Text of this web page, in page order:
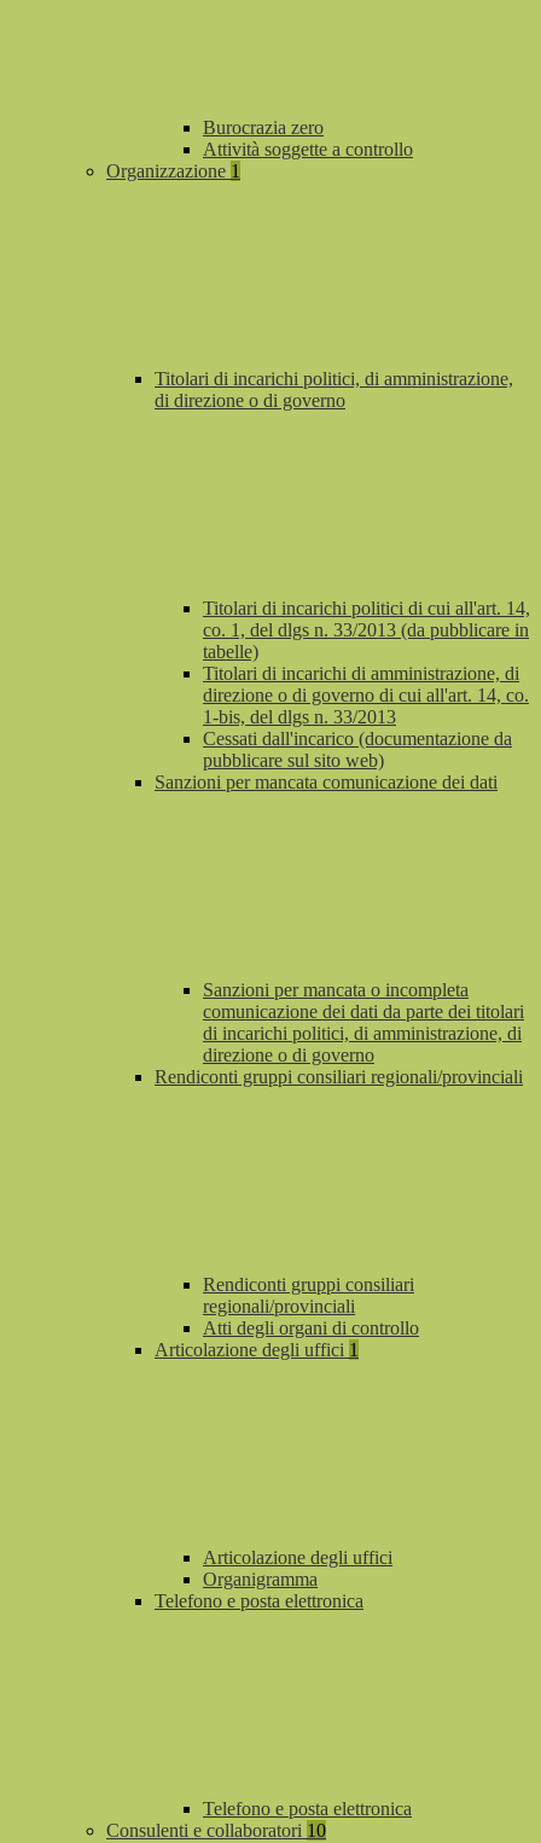
Burocrazia zero
Attività soggette a controllo
Organizzazione 1
Titolari di incarichi politici, di amministrazione,
di direzione o di governo
Titolari di incarichi politici di cui all'art. 14,
co. 1, del dlgs n. 33/2013 (da pubblicare in
tabelle)
Titolari di incarichi di amministrazione, di
direzione o di governo di cui all'art. 14, co.
1-bis, del dlgs n. 33/2013
Cessati dall'incarico (documentazione da
pubblicare sul sito web)
Sanzioni per mancata comunicazione dei dati
Sanzioni per mancata o incompleta
comunicazione dei dati da parte dei titolari
di incarichi politici, di amministrazione, di
direzione o di governo
Rendiconti gruppi consiliari regionali/provinciali
Rendiconti gruppi consiliari
regionali/provinciali
Atti degli organi di controllo
Articolazione degli uffici 1
Articolazione degli uffici
Organigramma
Telefono e posta elettronica
Telefono e posta elettronica
Consulenti e collaboratori 10